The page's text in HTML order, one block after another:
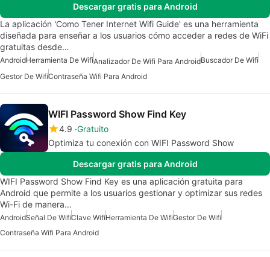
Descargar gratis para Android
La aplicación 'Como Tener Internet Wifi Guide' es una herramienta
diseñada para enseñar a los usuarios cómo acceder a redes de WiFi
gratuitas desde…
AndroidHerramienta De WifiAnalizador De Wifi Para AndroidBuscador De Wifi
Gestor De WifiContraseña Wifi Para Android
WIFI Password Show Find Key
4.9 Gratuito
Optimiza tu conexión con WIFI Password Show
Descargar gratis para Android
WIFI Password Show Find Key es una aplicación gratuita para
Android que permite a los usuarios gestionar y optimizar sus redes
Wi-Fi de manera…
AndroidSeñal De WifiClave WifiHerramienta De WifiGestor De Wifi
Contraseña Wifi Para Android